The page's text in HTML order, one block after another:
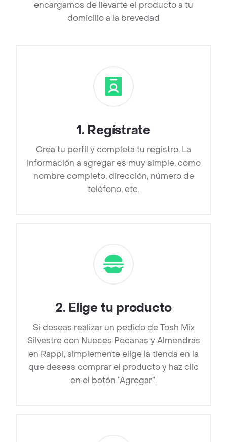
encargamos de llevarte el producto a tu
domicilio a la brevedad
1. Regístrate
Crea tu perfil y completa tu registro. La
información a agregar es muy simple, como
nombre completo, dirección, número de
teléfono, etc.
2. Elige tu producto
Si deseas realizar un pedido de Tosh Mix
Silvestre con Nueces Pecanas y Almendras
en Rappi, simplemente elige la tienda en la
que deseas comprar el producto y haz clic
en el botón “Agregar”.